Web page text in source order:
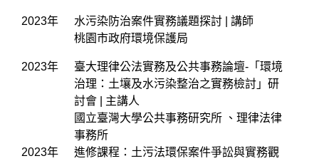
2023年
水污染防治案件實務議題探討 | 講師
桃園市政府環境保護局
2023年
臺大理律公法實務及公共事務論壇-「環境
治理：土壤及水污染整治之實務檢討」研
討會 | 主講人
國立臺灣大學公共事務研究所 、理律法律
事務所
2023年
進修課程：土污法環保案件爭訟與實務觀